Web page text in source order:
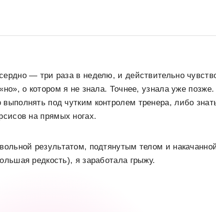
— три раза в неделю, и действительно
о котором я не знала. Точнее, узнала уже
под чутким контролем тренера, либо
на прямых ногах.
результатом, подтянутым телом и
редкость), я заработала грыжу.